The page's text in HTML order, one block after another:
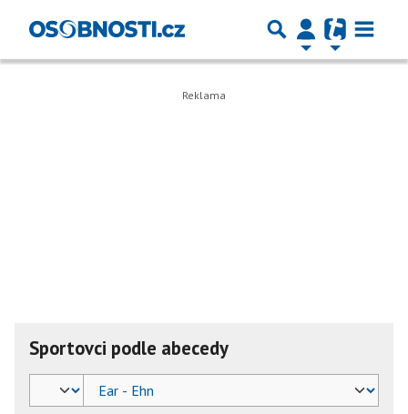
Sportovci podle abecedy